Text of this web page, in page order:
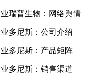
瑞普生物：网络舆情
多尼斯：公司介绍
多尼斯：产品矩阵
多尼斯：销售渠道